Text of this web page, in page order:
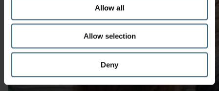
Allow all
Allow selection
Deny